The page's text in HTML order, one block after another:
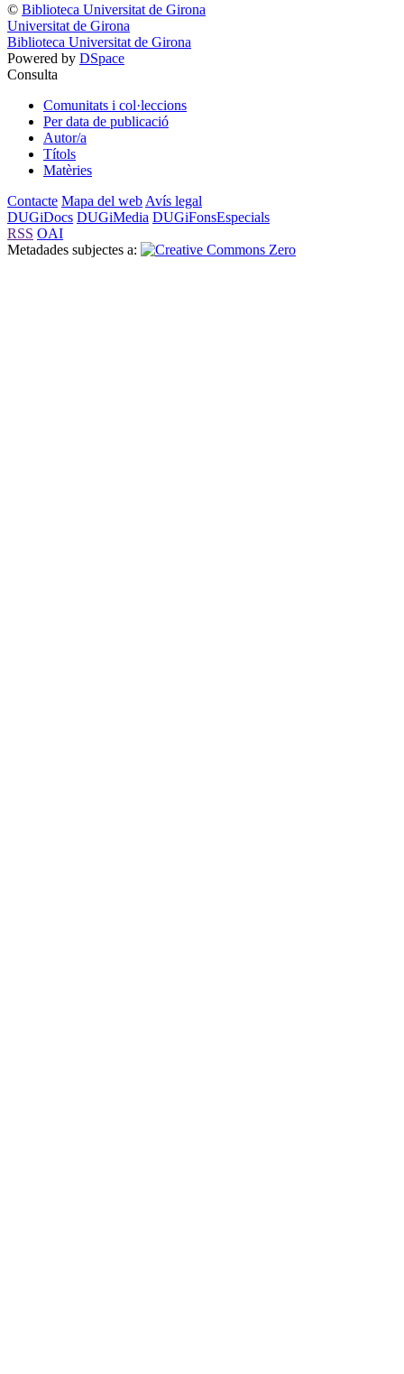
© Biblioteca Universitat de Girona
Universitat de Girona
Biblioteca Universitat de Girona
Powered by DSpace
Consulta
Comunitats i col·leccions
Per data de publicació
Autor/a
Títols
Matèries
Contacte Mapa del web Avís legal
DUGiDocs DUGiMedia DUGiFonsEspecials
RSS OAI
Metadades subjectes a: